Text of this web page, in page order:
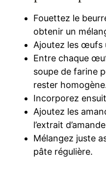
Fouettez le
obtenir un
Ajoutez les œufs
Entre chaque
soupe de farine
rester
Incorporez
Ajoutez les
l’extrait
Mélangez juste
pâte régulière.